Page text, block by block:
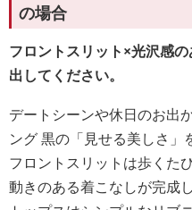
の場合
フロントスリット×光沢感
出してください。
デートシーンや休日のお出
ング 黒の「見せる美しさ」
フロントスリットは歩くた
動きのある着こなしが完成し